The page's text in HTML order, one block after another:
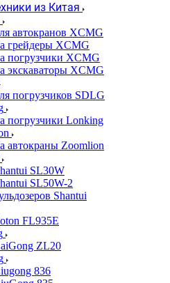
из Китая
автокранов XCMG
грейдеры XCMG
погрузчики XCMG
экскаваторы XCMG
погрузчиков SDLG
погрузчики Lonking
автокраны Zoomlion
SL30W
SL50W-2
Shantui
FL935E
ZL20
836